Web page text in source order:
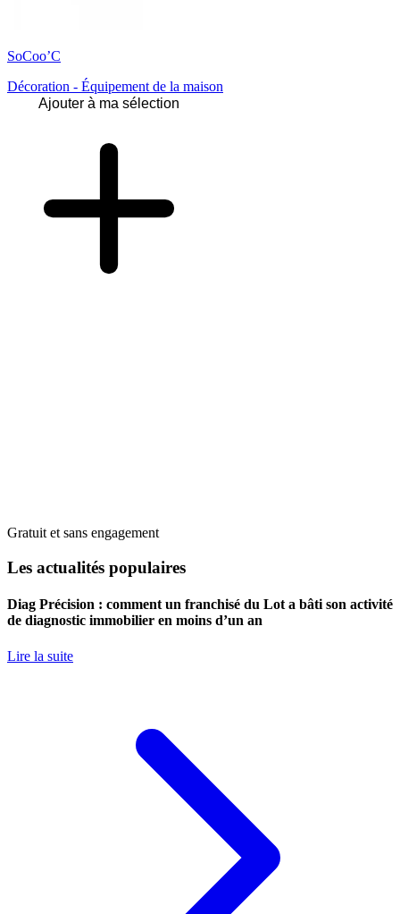
SoCoo’C
Décoration - Équipement de la maison
Ajouter à ma sélection
Gratuit et sans engagement
Les actualités populaires
Diag Précision : comment un franchisé du Lot a bâti son activité
de diagnostic immobilier en moins d’un an
Lire la suite